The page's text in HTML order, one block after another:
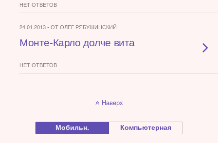
НЕТ ОТВЕТОВ
24.01.2013 • ОТ ОЛЕГ РЯБУШИНСКИЙ
Монте-Карло долче вита
НЕТ ОТВЕТОВ
Наверх
Мобильн. Компьютерная